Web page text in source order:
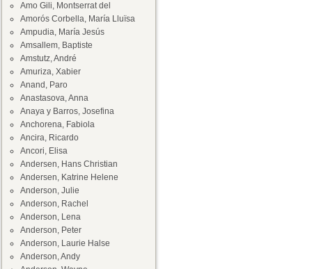
Amo Gili, Montserrat del
Amorós Corbella, María Lluïsa
Ampudia, María Jesús
Amsallem, Baptiste
Amstutz, André
Amuriza, Xabier
Anand, Paro
Anastasova, Anna
Anaya y Barros, Josefina
Anchorena, Fabiola
Ancira, Ricardo
Ancori, Elisa
Andersen, Hans Christian
Andersen, Katrine Helene
Anderson, Julie
Anderson, Rachel
Anderson, Lena
Anderson, Peter
Anderson, Laurie Halse
Anderson, Andy